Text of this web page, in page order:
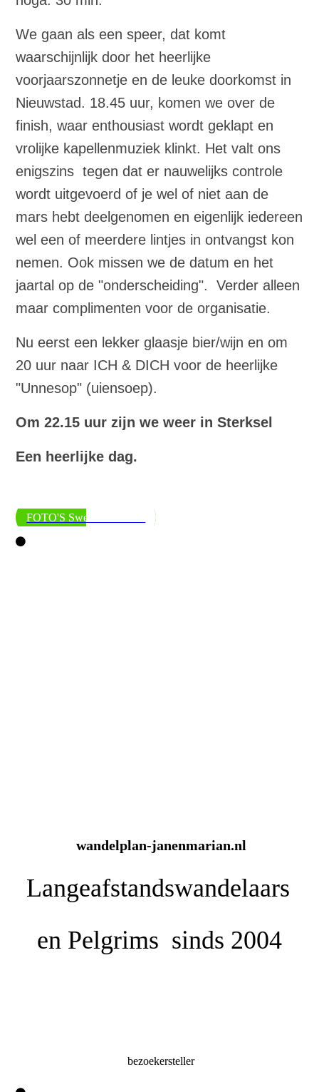
We gaan als een speer, dat komt
waarschijnlijk door het heerlijke
voorjaarszonnetje en de leuke doorkomst in
Nieuwstad. 18.45 uur, komen we over de
finish, waar enthousiast wordt geklapt en
vrolijke kapellenmuziek klinkt. Het valt ons
enigszins tegen dat er nauwelijks controle
wordt uitgevoerd of je wel of niet aan de
mars hebt deelgenomen en eigenlijk iedereen
wel een of meerdere lintjes in ontvangst kon
nemen. Ook missen we de datum en het
jaartal op de "onderscheiding". Verder alleen
maar complimenten voor de organisatie.
Nu eerst een lekker glaasje bier/wijn en om
20 uur naar ICH & DICH voor de heerlijke
"Unnesop" (uiensoep).
Om 22.15 uur zijn we weer in Sterksel
Een heerlijke dag.
FOTO'S Swentibold 2015
wandelplan-janenmarian.nl
Langeafstandswandelaars
en Pelgrims sinds 2004
bezoekersteller